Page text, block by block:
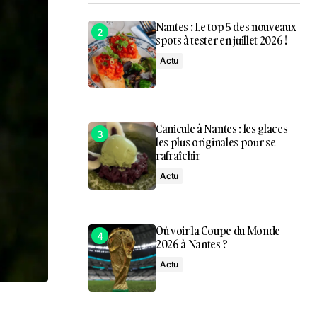
Nantes : Le top 5 des nouveaux
spots à tester en juillet 2026 !
Actu
Canicule à Nantes : les glaces
les plus originales pour se
rafraîchir
Actu
Où voir la Coupe du Monde
2026 à Nantes ?
Actu